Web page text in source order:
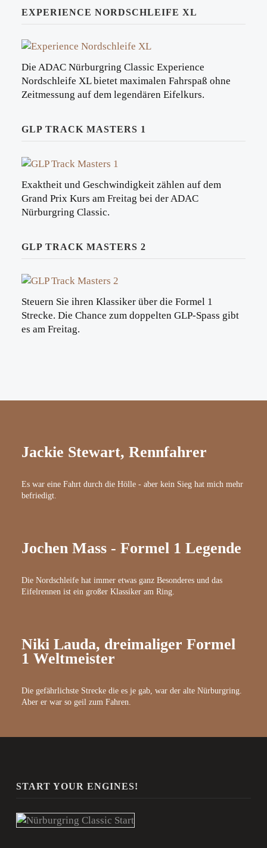
EXPERIENCE NORDSCHLEIFE XL
Die ADAC Nürburgring Classic Experience
Nordschleife XL bietet maximalen Fahrspaß ohne
Zeitmessung auf dem legendären Eifelkurs.
GLP TRACK MASTERS 1
Exaktheit und Geschwindigkeit zählen auf dem
Grand Prix Kurs am Freitag bei der ADAC
Nürburgring Classic.
GLP TRACK MASTERS 2
Steuern Sie ihren Klassiker über die Formel 1
Strecke. Die Chance zum doppelten GLP-Spass gibt
es am Freitag.
Jackie Stewart, Rennfahrer
Es war eine Fahrt durch die Hölle - aber kein Sieg hat mich mehr
befriedigt.
Jochen Mass - Formel 1 Legende
Die Nordschleife hat immer etwas ganz Besonderes und das
Eifelrennen ist ein großer Klassiker am Ring.
Niki Lauda, dreimaliger Formel
1 Weltmeister
Die gefährlichste Strecke die es je gab, war der alte Nürburgring.
Aber er war so geil zum Fahren.
START YOUR ENGINES!